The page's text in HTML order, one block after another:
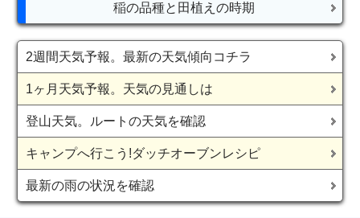
稲の品種と田植えの時期
2週間天気予報。最新の天気傾向コチラ
1ヶ月天気予報。天気の見通しは
登山天気。ルートの天気を確認
キャンプへ行こう!ダッチオーブンレシピ
最新の雨の状況を確認